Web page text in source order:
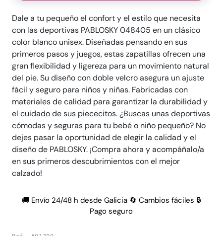
Dale a tu pequeño el confort y el estilo que necesita
con las deportivas PABLOSKY 048405 en un clásico
color blanco unisex. Diseñadas pensando en sus
primeros pasos y juegos, estas zapatillas ofrecen una
gran flexibilidad y ligereza para un movimiento natural
del pie. Su diseño con doble velcro asegura un ajuste
fácil y seguro para niños y niñas. Fabricadas con
materiales de calidad para garantizar la durabilidad y
el cuidado de sus piececitos. ¿Buscas unas deportivas
cómodas y seguras para tu bebé o niño pequeño? No
dejes pasar la oportunidad de elegir la calidad y el
diseño de PABLOSKY. ¡Compra ahora y acompáñalo/a
en sus primeros descubrimientos con el mejor
calzado!
🚚 Envío 24/48 h desde Galicia 🔄 Cambios fáciles 🔒
Pago seguro